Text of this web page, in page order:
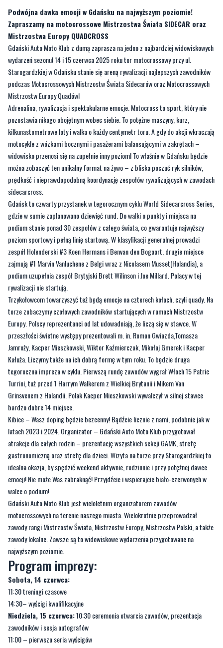
Podwójna dawka emocji w Gdańsku na najwyższym poziomie!
Zapraszamy na motocrossowe Mistrzostwa Świata SIDECAR oraz
Mistrzostwa Europy QUADCROSS
Gdański Auto Moto Klub z dumą zaprasza na jedno z najbardziej widowiskowych
wydarzeń sezonu! 14 i 15 czerwca 2025 roku tor motocrossowy przy ul.
Starogardzkiej w Gdańsku stanie się areną rywalizacji najlepszych zawodników
podczas Motocrossowych Mistrzostw Świata Sidecarów oraz Motocrossowych
Mistrzostw Europy Quadów!
Adrenalina, rywalizacja i spektakularne emocje. Motocross to sport, który nie
pozostawia nikogo obojętnym wobec siebie. To potężne maszyny, kurz,
kilkunastometrowe loty i walka o każdy centymetr toru. A gdy do akcji wkraczają
motocykle z wózkami bocznymi i pasażerami balansującymi w zakrętach –
widowisko przenosi się na zupełnie inny poziom! To właśnie w Gdańsku będzie
można zobaczyć ten unikalny format na żywo – z bliska poczuć ryk silników,
prędkość i nieprawdopodobną koordynację zespołów rywalizujących w zawodach
sidecarcross.
Gdańsk to czwarty przystanek w tegorocznym cyklu World Sidecarcross Series,
gdzie w sumie zaplanowano dziewięć rund. Do walki o punkty i miejsca na
podium stanie ponad 30 zespołów z całego świata, co gwarantuje najwyższy
poziom sportowy i pełną linię startową. W klasyfikacji generalnej prowadzi
zespół Holenderski #3 Koen Hermans i Benvan den Bogaart, drugie miejsce
zajmują #1 Marvin Vanluchene z Belgi wraz z Nicolasem Musset(Holandia), a
podium uzupełnia zespół Brytyjski Brett Wilinson i Joe Millard. Polacy w tej
rywalizacji nie startują.
Trzykołowcom towarzyszyć też będą emocje na czterech kołach, czyli quady. Na
torze zobaczymy czołowych zawodników startujących w ramach Mistrzostw
Europy. Polscy reprezentanci od lat udowadniają, że liczą się w stawce. W
przeszłości świetne występy prezentowali m. in. Roman Gwiazda,Tomasza
Jamroży, Kacper Mieszkowski, Wiktor Kaźmierczak, Mikołaj Gmerek i Kacper
Kałuża. Liczymy także na ich dobrą formę w tym roku. To będzie druga
tegoroczna impreza w cyklu. Pierwszą rundę zawodów wygrał Włoch 15 Patric
Turrini, tuż przed 1 Harrym Walkerem z Wielkiej Brytanii i Mikem Van
Grinsvenem z Holandii. Polak Kacper Mieszkowski wywalczył w silnej stawce
bardzo dobre 14 miejsce.
Kibice – Wasz doping będzie bezcenny! Bądźcie licznie z nami, podobnie jak w
latach 2023 i 2024. Organizator – Gdański Auto Moto Klub przygotował
atrakcje dla całych rodzin – prezentację wszystkich sekcji GAMK, strefę
gastronomiczną oraz strefę dla dzieci. Wizyta na torze przy Starogardzkiej to
idealna okazja, by spędzić weekend aktywnie, rodzinnie i przy potężnej dawce
emocji! Nie może Was zabraknąć! Przyjdźcie i wspierajcie biało-czerwonych w
walce o podium!
Gdański Auto Moto Klub jest wieloletnim organizatorem zawodów
motocrossowych na terenie naszego miasta. Wielokrotnie przeprowadzał
zawody rangi Mistrzostw Świata, Mistrzostw Europy, Mistrzostw Polski, a także
zawody lokalne. Zawsze są to widowiskowe wydarzenia przygotowane na
najwyższym poziomie.
Program imprezy:
Sobota, 14 czerwca:
11:30 treningi czasowe
14:30– wyścigi kwalifikacyjne
Niedziela, 15 czerwca:10:30 ceremonia otwarcia zawodów, prezentacja
zawodników i sesja autografów
11:00 – pierwsza seria wyścigów